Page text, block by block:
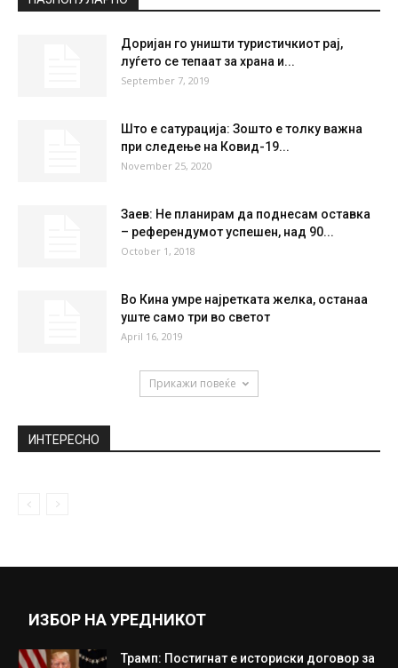
Доријан го уништи туристичкиот рај,
луѓето се тепаат за храна и...
September 7, 2019
Што е сатурација: Зошто е толку важна
при следење на Ковид-19...
November 25, 2020
Заев: Не планирам да поднесам оставка
– референдумот успешен, над 90...
October 1, 2018
Во Кина умре најретката желка, останаа
уште само три во светот
April 16, 2019
Прикажи повеќе
ИНТЕРЕСНО
ИЗБОР НА УРЕДНИКОТ
Трамп: Постигнат е историски договор за